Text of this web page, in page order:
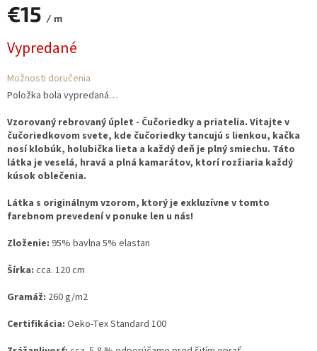
€15 / m
cena:
Vypredané
Možnosti doručenia
Položka bola vypredaná…
Vzorovaný rebrovaný úplet - Čučoriedky a priatelia. Vitajte v
čučoriedkovom svete, kde čučoriedky tancujú s lienkou, kačka
nosí klobúk, holubička lieta a každý deň je plný smiechu. Táto
látka je veselá, hravá a plná kamarátov, ktorí rozžiaria každý
kúsok oblečenia.
Látka s originálnym vzorom, ktorý je exkluzívne v tomto
farebnom prevedení v ponuke len u nás!
Zloženie: 95% bavlna 5% elastan
Šírka: cca. 120 cm
Gramáž: 260 g/m2
Certifikácia: Oeko-Tex Standard 100